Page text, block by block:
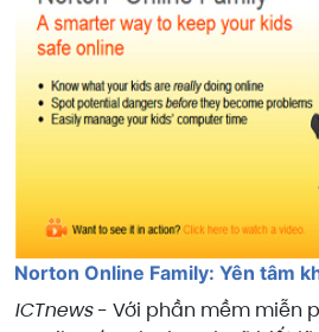
Norton Online Family: Yên tâm
ICTnews- Với phần mềm miễn